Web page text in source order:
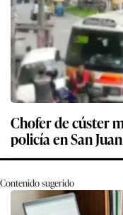
Chofer de cúster
policía en San
Contenido sugerido